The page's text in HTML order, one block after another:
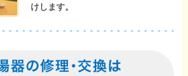
けします。